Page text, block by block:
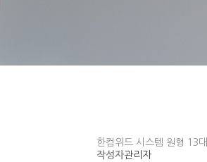
한컴위드 시스템 원형 13대
작성자관리자